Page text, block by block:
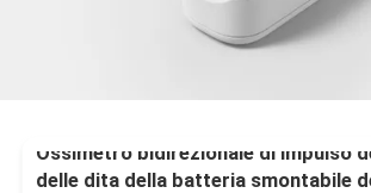
Ossimetro bidirezionale di impulso
delle dita della batteria smontabile